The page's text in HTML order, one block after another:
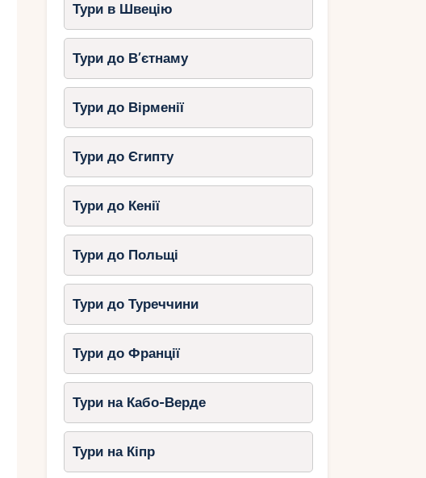
Тури в Швецію
Тури до В’єтнаму
Тури до Вірменії
Тури до Єгипту
Тури до Кенії
Тури до Польщі
Тури до Туреччини
Тури до Франції
Тури на Кабо-Верде
Тури на Кіпр